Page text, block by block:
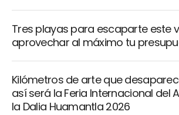
Tres playas para escaparte este
aprovechar al máximo tu
Kilómetros de arte que
así será la Feria Internacional del
la Dalia Huamantla 2026